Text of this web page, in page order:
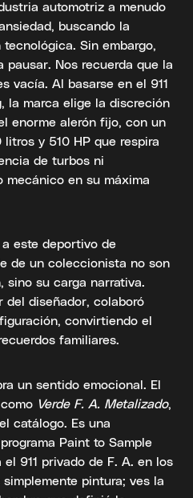
automotriz a menudo
buscando la
Sin embargo,
pausar. Nos recuerda que la
vacía. Al basarse en el 911
la marca elige la discreción
enorme alerón fijo, con un
y 510 HP que respira
de turbos ni
mecánico en su máxima
este deportivo de
de un coleccionista no son
sino su carga narrativa.
del diseñador, colaboró
convirtiendo el
familiares.
un sentido emocional. El
Verde F. A. Metalizado,
catálogo. Es una
Paint to Sample
911 privado de F. A. en los
pintura; ves la